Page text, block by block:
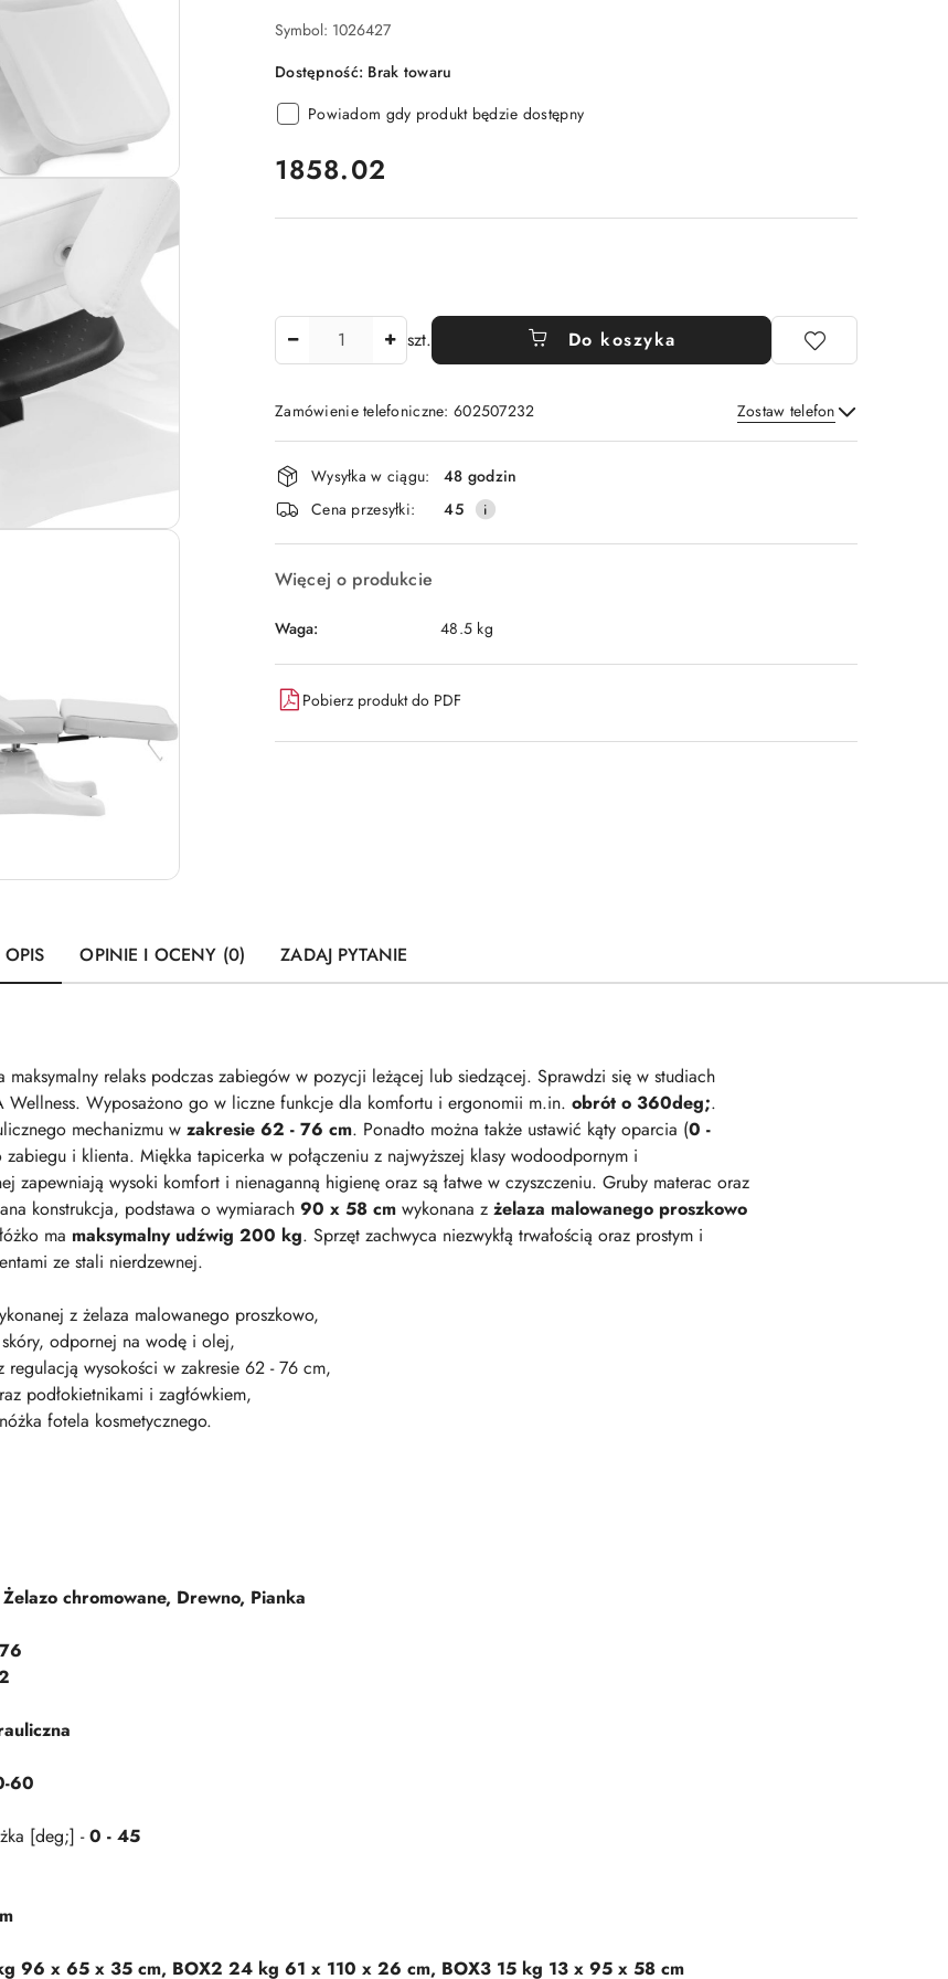
Symbol: 1026427
Dostępność: Brak towaru
Powiadom gdy produkt będzie dostępny
cena:
1858.02
szt. Do koszyka
Zamówienie telefoniczne: 602507232 Zostaw telefon
Wyślij
Dostępność
i
dostawa
Wysyłka w ciągu:
48 godzin
Cena przesyłki:
45
Więcej o produkcie
Waga: 48.5 kg
Pobierz produkt do PDF
OPIS OPINIE I OCENY (0) ZADAJ PYTANIE
maksymalny relaks podczas zabiegów w pozycji leżącej lub siedzącej. Sprawdzi się w studiach
Wyposażono go w liczne funkcje dla komfortu i ergonomii m.in. obrót o 360deg;.
mechanizmu w zakresie 62 - 76 cm. Ponadto można także ustawić kąty oparcia (0 -
i klienta. Miękka tapicerka w połączeniu z najwyższej klasy wodoodpornym i
zapewniają wysoki komfort i nienaganną higienę oraz są łatwe w czyszczeniu. Gruby materac oraz
konstrukcja, podstawa o wymiarach 90 x 58 cm wykonana z żelaza malowanego proszkowo
ma maksymalny udźwig 200 kg. Sprzęt zachwyca niezwykłą trwałością oraz prostym i
ze stali nierdzewnej.
z żelaza malowanego proszkowo,
odpornej na wodę i olej,
wysokości w zakresie 62 - 76 cm,
podłokietnikami i zagłówkiem,
fotela kosmetycznego.
chromowane, Drewno, Pianka
76
60
[deg;] -0 - 45
96 x 65 x 35 cm, BOX2 24 kg 61 x 110 x 26 cm, BOX3 15 kg 13 x 95 x 58 cm